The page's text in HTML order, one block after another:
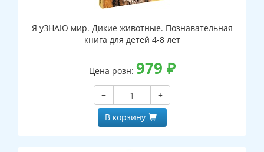
Я уЗНАЮ мир. Дикие животные. Познавательная
книга для детей 4-8 лет
Цена розн: 979 ₽
−
+
В корзину